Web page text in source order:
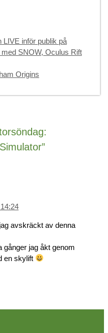
LIVE inför publik på
SNOW, Oculus Rift
Origins
avskräckt av denna
gånger jag åkt genom
en skylift